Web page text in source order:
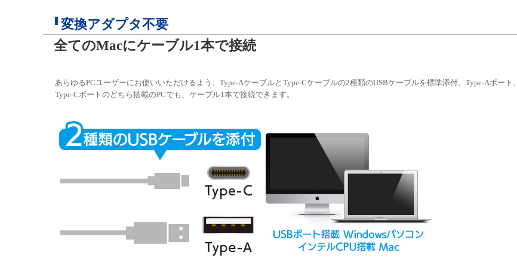
変換アダプタ不要
全てのMacにケーブル1本で接続
あらゆるPCユーザーにお使いいただけるよう、Type-AケーブルとType-Cケーブルの2種類のUSBケーブルを標準添付。Type-Aポート、
Type-Cポートのどちら搭載のPCでも、ケーブル1本で接続できます。